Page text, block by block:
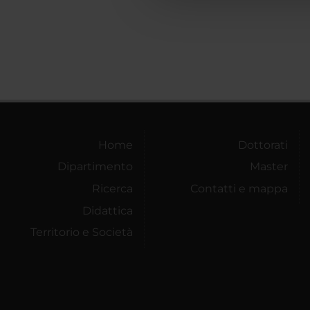
Home
Dipartimento
Ricerca
Didattica
Territorio e Società
Dottorati
Master
Contatti e mappa